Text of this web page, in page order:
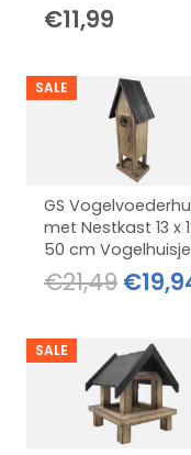
€11,99
SALE
GS
met Nestkast 13 x
50 cm Vogelhuisje
€21,49
was:
€21,49.
€
SALE